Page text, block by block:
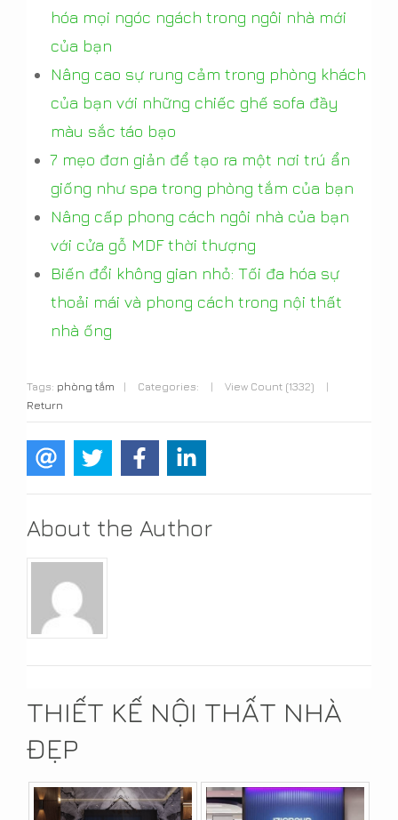
hóa mọi ngóc ngách trong ngôi nhà mới
của bạn
Nâng cao sự rung cảm trong phòng khách
của bạn với những chiếc ghế sofa đầy
màu sắc táo bạo
7 mẹo đơn giản để tạo ra một nơi trú ẩn
giống như spa trong phòng tắm của bạn
Nâng cấp phong cách ngôi nhà của bạn
với cửa gỗ MDF thời thượng
Biến đổi không gian nhỏ: Tối đa hóa sự
thoải mái và phong cách trong nội thất
nhà ống
Tags: phòng tắm | Categories: | View Count (1332)
|
Return
About the Author
THIẾT KẾ NỘI THẤT NHÀ
ĐẸP